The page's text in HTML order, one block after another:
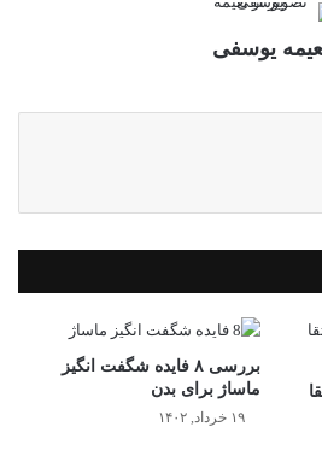
یوسفی
بررسی ۸ فایده شگفت انگیز
ماساژ برای بدن
۱۹ خرداد, ۱۴۰۲